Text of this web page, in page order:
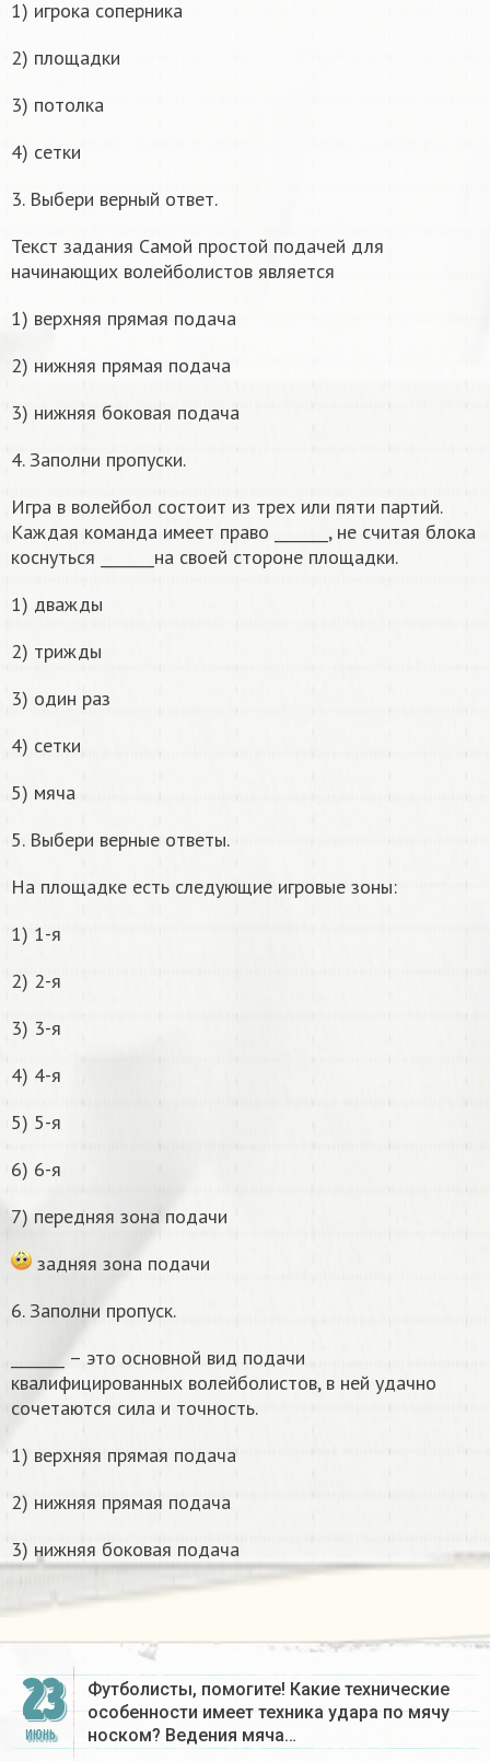
1) игрока соперника
2) площадки
3) потолка
4) сетки
3. Выбери верный ответ.
Текст задания Самой простой подачей для
начинающих волейболистов является
1) верхняя прямая подача
2) нижняя прямая подача
3) нижняя боковая подача
4. Заполни пропуски.
Игра в волейбол состоит из трех или пяти партий.
Каждая команда имеет право _______, не считая блока
коснуться _______на своей стороне площадки.
1) дважды
2) трижды
3) один раз
4) сетки
5) мяча
5. Выбери верные ответы.
На площадке есть следующие игровые зоны:
1) 1-я
2) 2-я
3) 3-я
4) 4-я
5) 5-я
6) 6-я
7) передняя зона подачи
задняя зона подачи
6. Заполни пропуск.
_______ – это основной вид подачи
квалифицированных волейболистов, в ней удачно
сочетаются сила и точность.
1) верхняя прямая подача
2) нижняя прямая подача
3) нижняя боковая подача
23
ИЮНЬ
Футболисты, помогите! Какие технические
особенности имеет техника удара по мячу
носком? Ведения мяча…